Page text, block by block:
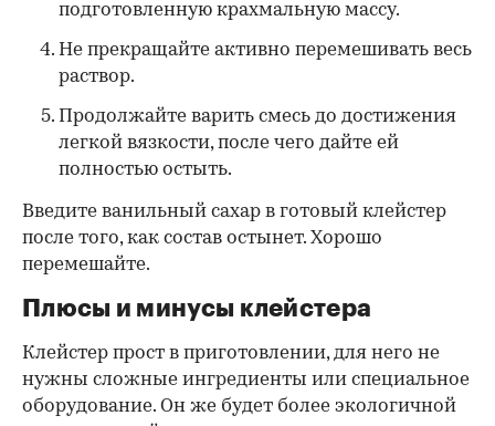
подготовленную крахмальную массу.
Не прекращайте активно перемешивать весь
раствор.
Продолжайте варить смесь до достижения
легкой вязкости, после чего дайте ей
полностью остыть.
Введите ванильный сахар в готовый клейстер
после того, как состав остынет. Хорошо
перемешайте.
Плюсы и минусы клейстера
Клейстер прост в приготовлении, для него не
нужны сложные ингредиенты или специальное
оборудование. Он же будет более экологичной